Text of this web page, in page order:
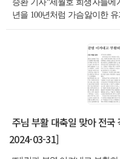
승환 기자“세월호 희생자들
년을 100년처럼 가슴앓이한
주님 부활 대축일 맞아 전
2024-03-31]